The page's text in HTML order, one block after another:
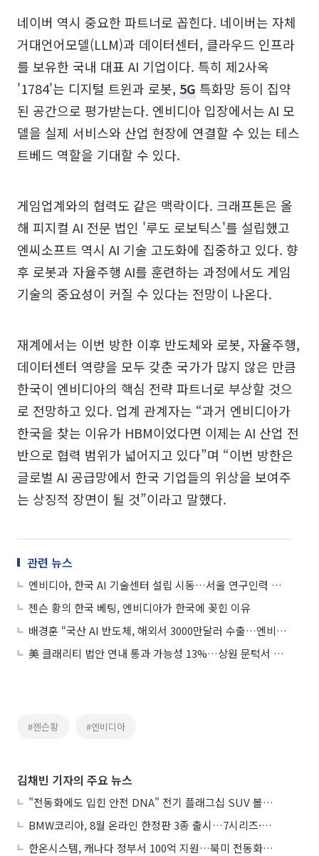
네이버 역시 중요한 파트너로 꼽힌다. 네이버는 자체
거대언어모델(LLM)과 데이터센터, 클라우드 인프라
를 보유한 국내 대표 AI 기업이다. 특히 제2사옥
'1784'는 디지털 트윈과 로봇, 5G 특화망 등이 집약
된 공간으로 평가받는다. 엔비디아 입장에서는 AI 모
델을 실제 서비스와 산업 현장에 연결할 수 있는 테스
트베드 역할을 기대할 수 있다.
게임업계와의 협력도 같은 맥락이다. 크래프톤은 올
해 피지컬 AI 전문 법인 '루도 로보틱스'를 설립했고
엔씨소프트 역시 AI 기술 고도화에 집중하고 있다. 향
후 로봇과 자율주행 AI를 훈련하는 과정에서도 게임
기술의 중요성이 커질 수 있다는 전망이 나온다.
재계에서는 이번 방한 이후 반도체와 로봇, 자율주행,
데이터센터 역량을 모두 갖춘 국가가 많지 않은 만큼
한국이 엔비디아의 핵심 전략 파트너로 부상할 것으
로 전망하고 있다. 업계 관계자는 “과거 엔비디아가
한국을 찾는 이유가 HBM이었다면 이제는 AI 산업 전
반으로 협력 범위가 넓어지고 있다”며 “이번 방한은
글로벌 AI 공급망에서 한국 기업들의 위상을 보여주
는 상징적 장면이 될 것”이라고 말했다.
관련 뉴스
엔비디아, 한국 AI 기술센터 설립 시동…서울 연구인력 채용 착수
젠슨 황의 한국 베팅, 엔비디아가 한국에 꽂힌 이유
배경훈 “국산 AI 반도체, 해외서 3000만달러 수출…엔비디아급 기술력”
美 클래리티 법안 연내 통과 가능성 13%…상원 문턱서 제동
#젠슨황 #엔비디아
김채빈 기자의 주요 뉴스
"전동화에도 입힌 안전 DNA" 전기 플래그십 SUV 볼보 'EX90'
BMW코리아, 8월 온라인 한정판 3종 출시…7시리즈·X7·M340i 투어링
한온시스템, 캐나다 정부서 100억 지원…북미 전동화 시장 가속